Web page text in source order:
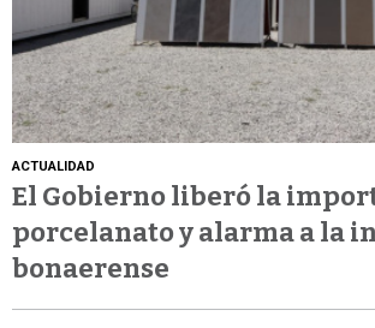
ACTUALIDAD
El Gobierno liberó la
porcelanato y alarma a la
bonaerense